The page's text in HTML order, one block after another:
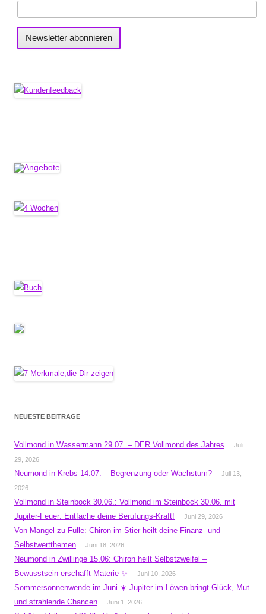
NEUESTE BEITRÄGE
Vollmond in Wassermann 29.07. – DER Vollmond des Jahres
Juli
29, 2026
Neumond in Krebs 14.07. – Begrenzung oder Wachstum?
Juli 13,
2026
Vollmond in Steinbock 30.06.: Vollmond im Steinbock 30.06. mit
Jupiter-Feuer: Entfache deine Berufungs-Kraft!
Juni 29, 2026
Von Mangel zu Fülle: Chiron im Stier heilt deine Finanz- und
Selbstwertthemen
Juni 18, 2026
Neumond in Zwillinge 15.06: Chiron heilt Selbstzweifel –
Bewusstsein erschafft Materie ✨
Juni 10, 2026
Sommersonnenwende im Juni ☀️ Jupiter im Löwen bringt Glück, Mut
und strahlende Chancen
Juni 1, 2026